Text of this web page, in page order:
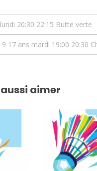
20:30 22:15 Butte verte
17 ans mardi 19:00 20:30
aimer